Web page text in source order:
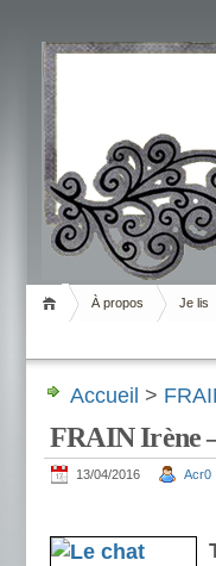
Livrement
À propos Je lis
Accueil >
FRAIN Irène
13/04/2016 Acr0